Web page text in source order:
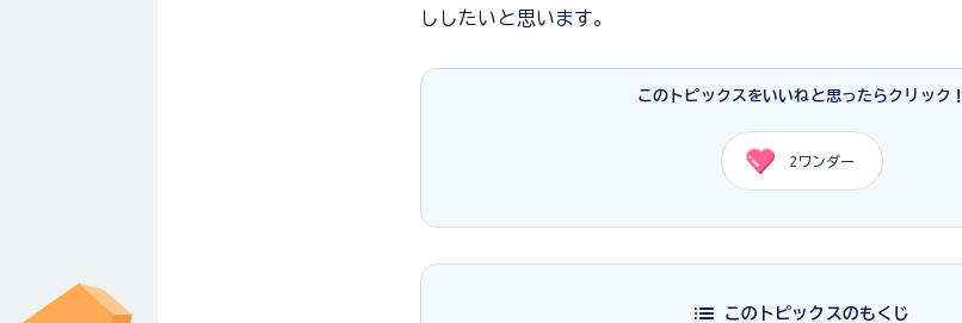
ししたいと思います。
このトピックスをいいねと思ったらクリック！
2 ワンダー
このトピックスのもくじ